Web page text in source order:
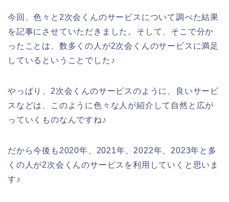
今回、色々と2次会くんのサービスについて調べた結果
を記事にさせていただきました。そして、そこで分か
ったことは、数多くの人が2次会くんのサービスに満足
しているということでした♪
やっぱり、2次会くんのサービスのように、良いサービ
スなどは、このように色々な人が紹介して自然と広が
っていくものなんですね♪
だから今後も2020年、2021年、2022年、2023年と多
くの人が2次会くんのサービスを利用していくと思いま
す♪